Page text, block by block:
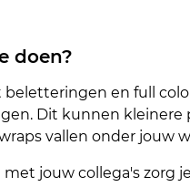
doen?
beletteringen en full
Dit kunnen kleinere
vallen onder jouw
met jouw collega's zorg